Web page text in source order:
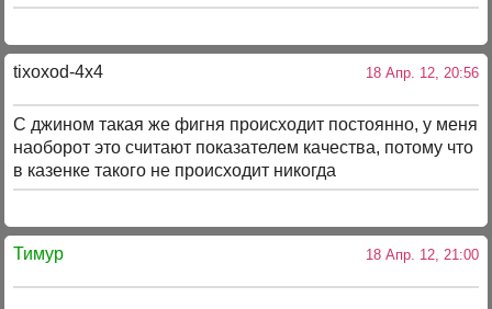
tixoxod-4x4 18 Апр. 12, 20:56
С джином такая же фигня происходит постоянно, у меня
наоборот это считают показателем качества, потому что
в казенке такого не происходит никогда
Тимур 18 Апр. 12, 21:00